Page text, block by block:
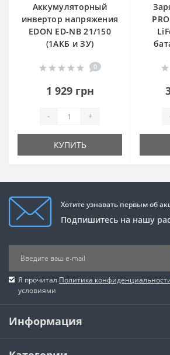
Аккумуляторный
инвертор напряжения
EDON ED-NB 21/150
(1АКБ и ЗУ)
0
1 929 грн
- +
КУПИТЬ
Хотите узнавать первым об
Подпишитесь на нашу
Я прочитал Политика
условиями
Информация